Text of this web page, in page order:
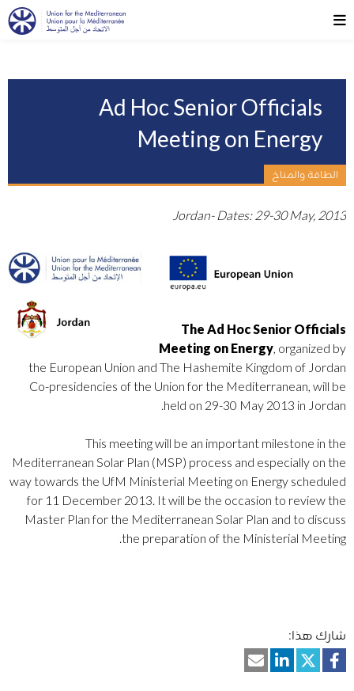
Ad Hoc Senior Officials
Meeting on Energy
الطاقة والمناخ
Jordan- Dates: 29-30 May, 2013
The Ad Hoc Senior Officials
Meeting on Energy, organized by
the European Union and The Hashemite Kingdom of Jordan
Co-presidencies of the Union for the Mediterranean, will be
held on 29-30 May 2013 in Jordan.
This meeting will be an important milestone in the
Mediterranean Solar Plan (MSP) process and especially on the
way towards the UfM Ministerial Meeting on Energy scheduled
for 11 December 2013. It will be the occasion to review the
Master Plan for the Mediterranean Solar Plan and to discuss
the preparation of the Ministerial Meeting.
شارك هذا: